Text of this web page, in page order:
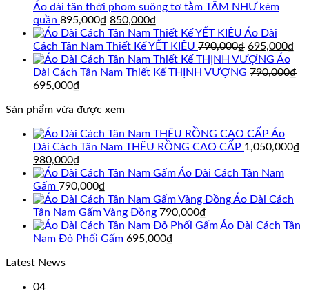
695,000₫.là:
595,000₫.
Áo dài tân thời phom suông tơ tằm TÂM NHƯ kèm
quần 895,000₫ Giá
gốc
là:
895,000₫.
850,000₫
hiện
tại
là:
850,000₫.
Áo Dài
Cách Tân Nam Thiết Kế YẾT KIÊU 790,000₫ Giá
gốc
là:
695,000₫
tại
Áo
Dài Cách Tân Nam Thiết Kế THỊNH VƯỢNG 790,000₫
Giá
là:
695,000₫
tại
695,000₫.
Sản phẩm vừa được xem
Áo
Dài Cách Tân Nam THÊU RỒNG CAO CẤP 1,050,000₫
Giá
gốc
là:
1,050,000₫.
980,000₫
hiện
tại
là:
980,000₫.
Áo Dài Cách Tân Nam
Gấm 790,000₫
Áo Dài Cách
Tân Nam Gấm Vàng Đồng 790,000₫
Áo Dài Cách Tân
Nam Đỏ Phối Gấm 695,000₫
Latest News
04